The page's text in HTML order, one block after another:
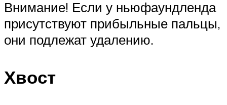
Внимание! Если у ньюфаундленда
присутствуют прибыльные пальцы,
они подлежат удалению.
Хвост